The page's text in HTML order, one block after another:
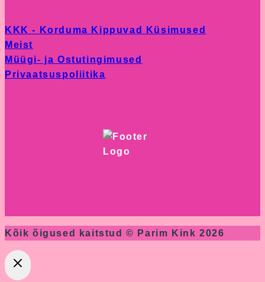
KKK - Korduma Kippuvad Küsimused
Meist
Müügi- ja Ostutingimused
Privaatsuspoliitika
Kõik õigused kaitstud © Parim Kink 2026